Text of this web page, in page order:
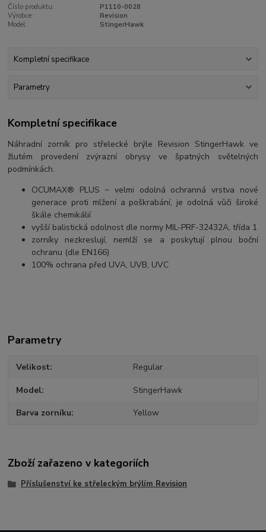
Číslo produktu:
P1110-0028
Výrobce:
Revision
Model:
StingerHawk
Kompletní specifikace
Parametry
Kompletní specifikace
Náhradní zorník pro střelecké brýle Revision StingerHawk ve
žlutém provedení zvýrazní obrysy ve špatných světelných
podmínkách.
OCUMAX® PLUS − velmi odolná ochranná vrstva nové
generace proti mlžení a poškrabání, je odolná vůči široké
škále chemikálií
vyšší balistická odolnost dle normy MIL-PRF-32432A, třída 1
zorníky nezkreslují, nemlží se a poskytují plnou boční
ochranu (dle EN166)
100% ochrana před UVA, UVB, UVC
Parametry
Velikost Regular
Model StingerHawk
Barva zorníku Yellow
Zboží zařazeno v kategoriích
Příslušenství ke střeleckým brýlím Revision